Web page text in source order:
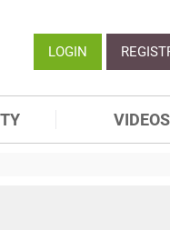
LOGIN
VIDEOS